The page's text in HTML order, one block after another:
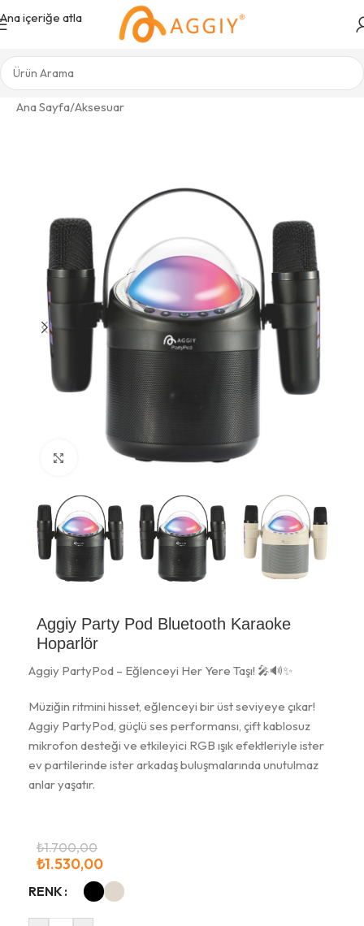
Ana içeriğe atla
Ana Sayfa/Aksesuar
Büyütmek için tıklayın
Aggiy Party Pod Bluetooth Karaoke
Hoparlör
Aggiy PartyPod – Eğlenceyi Her Yere Taşı! 🎤🔊✨
Müziğin ritmini hisset, eğlenceyi bir üst seviyeye çıkar!
Aggiy PartyPod, güçlü ses performansı, çift kablosuz
mikrofon desteği ve etkileyici RGB ışık efektleriyle ister
ev partilerinde ister arkadaş buluşmalarında unutulmaz
anlar yaşatır.
₺1.700,00
₺1.530,00
RENK